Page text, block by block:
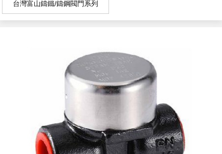
台灣富山鑄鐵/鑄鋼閥門系列